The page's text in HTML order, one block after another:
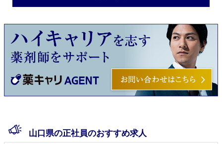
山口県の正社員のおすすめ求人